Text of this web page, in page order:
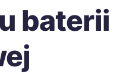
baterii